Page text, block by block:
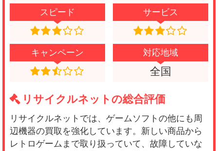
アコギな商売
商品が到着してからの査定が、びっくりするほ
ど遅い 詐欺案件かってくらい 買い取り金額が
安い 絶対 ここで売らない事を伝えたい 近く
倍良い 早く潰れろ 詐欺ショップ
アコギな商売
(0.5)
スピード サービス
キャンペーン 対応地域
全国
リサイクルネットの総合評価
リサイクルネットでは、ゲームソフトの他にも周
辺機器の買取を強化しています。新しい商品から
レトロゲームまで取り扱っていて、故障していな